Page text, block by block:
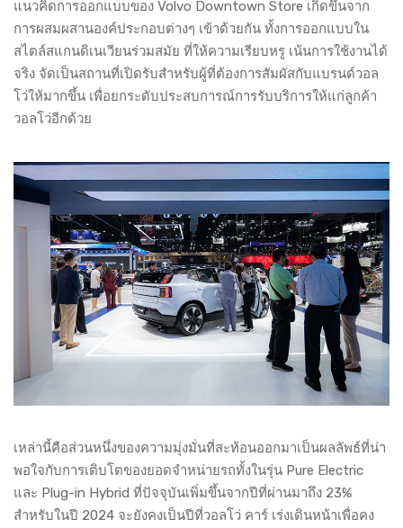
แนวคิดการออกแบบของ Volvo Downtown Store เกิดขึ้นจาก
การผสมผสานองค์ประกอบต่างๆ เข้าด้วยกัน ทั้งการออกแบบใน
สไตล์สแกนดิเนเวียนร่วมสมัย ที่ให้ความเรียบหรู เน้นการใช้งานได้
จริง จัดเป็นสถานที่เปิดรับสำหรับผู้ที่ต้องการสัมผัสกับแบรนด์วอล
โว่ให้มากขึ้น เพื่อยกระดับประสบการณ์การรับบริการให้แก่ลูกค้า
วอลโว่อีกด้วย
เหล่านี้คือส่วนหนึ่งของความมุ่งมั่นที่สะท้อนออกมาเป็นผลลัพธ์ที่น่า
พอใจกับการเติบโตของยอดจำหน่ายรถทั้งในรุ่น Pure Electric
และ Plug-in Hybrid ที่ปัจจุบันเพิ่มขึ้นจากปีที่ผ่านมาถึง 23%
สำหรับในปี 2024 จะยังคงเป็นปีที่วอลโว่ คาร์ เร่งเดินหน้าเพื่อคง